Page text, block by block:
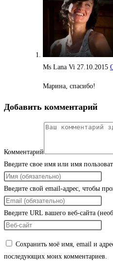
Ms Lana Vi 27.10.2015
Марина, спасибо!
Добавить комментарий
Комментарий
Введите свое имя или имя
Введите свой email-адрес, чтобы
Введите URL вашего веб-сайта
Сохранить моё имя, email и
последующих моих комментариев.